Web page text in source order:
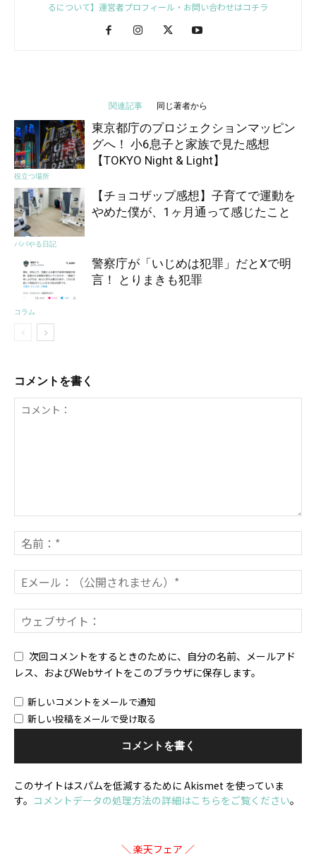
るについて】運営者プロフィール・お問い合わせはコチラ
関連記事 同じ著者から
役立つ場所
東京都庁のプロジェクションマッピン
グへ！ 小6息子と家族で見た感想
【TOKYO Night & Light】
パパやる日記
【チョコザップ感想】子育てで運動を
やめた僕が、1ヶ月通って感じたこと
コラム
警察庁が「いじめは犯罪」だとXで明
言！ とりまきも犯罪
コメントを書く
次回コメントをするときのために、自分の名前、メールアド
レス、およびWebサイトをこのブラウザに保存します。
新しいコメントをメールで通知
新しい投稿をメールで受け取る
このサイトはスパムを低減するために Akismet を使っていま
す。 コメントデータの処理方法の詳細はこちらをご覧ください。
＼ 楽天フェア ／